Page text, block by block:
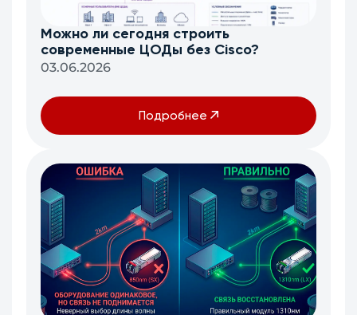
Можно ли сегодня строить
современные ЦОДы без Cisco?
03.06.2026
Подробнее